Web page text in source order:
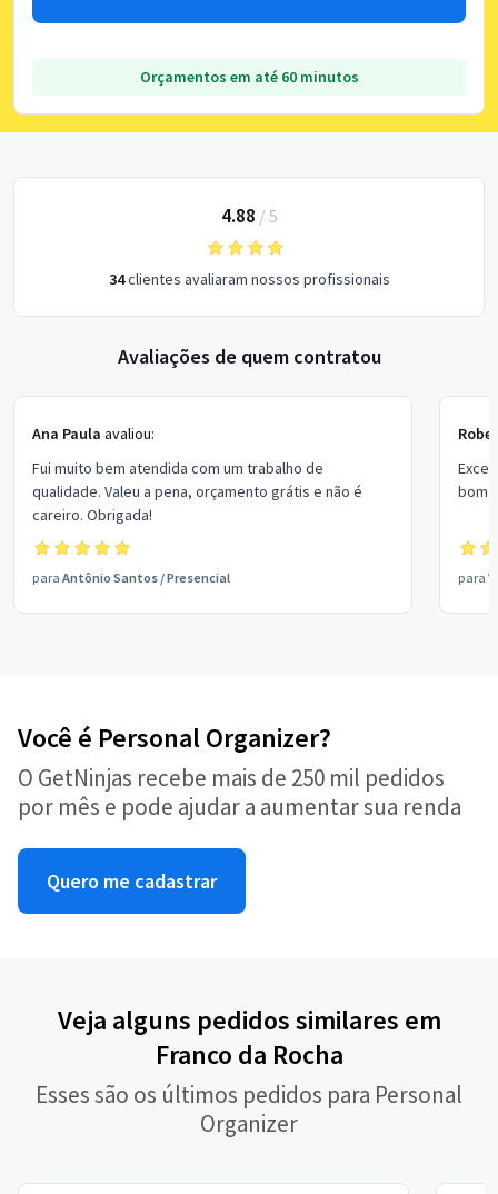
Orçamentos em até 60 minutos
4.88 / 5
34clientes avaliaram nossos profissionais
Avaliações de quem contratou
Ana Paula avaliou:
Fui muito bem atendida com um trabalho de
qualidade. Valeu a pena, orçamento grátis e não é
careiro. Obrigada!
para Antônio Santos /Presencial
bom
para
Você é Personal Organizer?
O GetNinjas recebe mais de 250 mil pedidos
por mês e pode ajudar a aumentar sua renda
Quero me cadastrar
Veja alguns pedidos similares em
Franco da Rocha
Esses são os últimos pedidos para Personal
Organizer